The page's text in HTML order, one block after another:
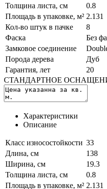
Толщина листа, см
0.8
Площадь в упаковке, м² 2.131
Кол-во штук в пачке
8
Фаска
Без
Замковое соединение
Порода дерева
Дуб
Гарантия, лет
20
СТАНДАРТНОЕ
Характеристики
Описание
Класс износостойкости 33
Длина, см
138
Ширина, см
19.3
Толщина листа, см
0.8
Площадь в упаковке, м² 2.131